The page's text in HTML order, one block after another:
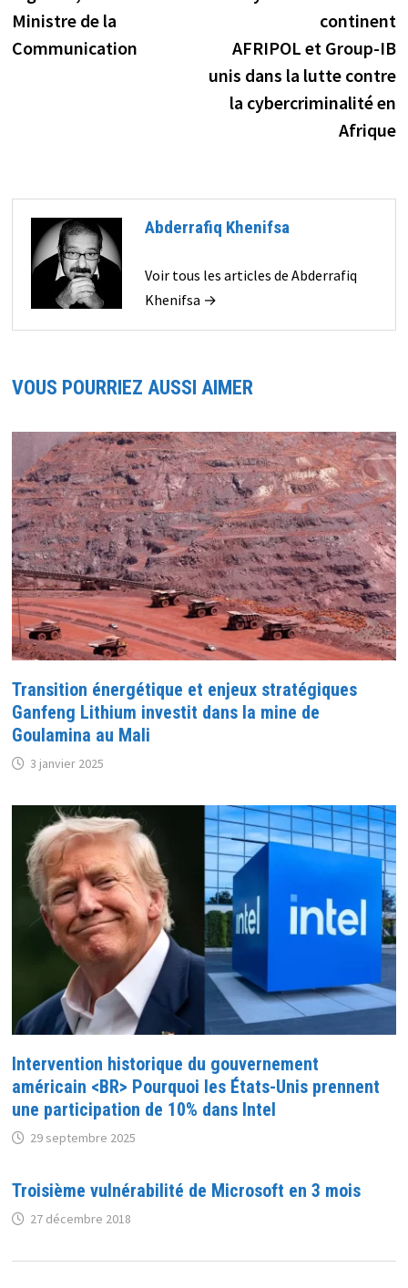
Ministre de la
Communication
continent
AFRIPOL et Group-IB
unis dans la lutte contre
la cybercriminalité en
Afrique
Abderrafiq Khenifsa
Voir tous les articles de Abderrafiq
Khenifsa →
VOUS POURRIEZ AUSSI AIMER
Transition énergétique et enjeux stratégiques
Ganfeng Lithium investit dans la mine de
Goulamina au Mali
3 janvier 2025
Intervention historique du gouvernement
américain <BR> Pourquoi les États-Unis prennent
une participation de 10% dans Intel
29 septembre 2025
Troisième vulnérabilité de Microsoft en 3 mois
27 décembre 2018